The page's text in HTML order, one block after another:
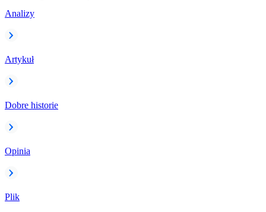
Analizy
Artykuł
Dobre historie
Opinia
Plik